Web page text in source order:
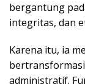
bergantung
integritas, dan
Karena itu, ia
administratif.